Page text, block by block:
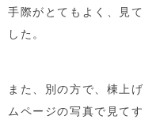
手際がとてもよく、見
した。
また、別の方で、棟上
ムページの写真で見て